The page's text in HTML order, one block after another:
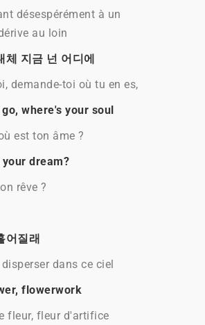
désespérément à un
au loin
체 지금 넌 어디에
demande-toi où tu en es,
where's your soul
est ton âme ?
dream?
rêve ?
어질래
dans ce ciel
flowerwork
fleur, fleur d'artifice